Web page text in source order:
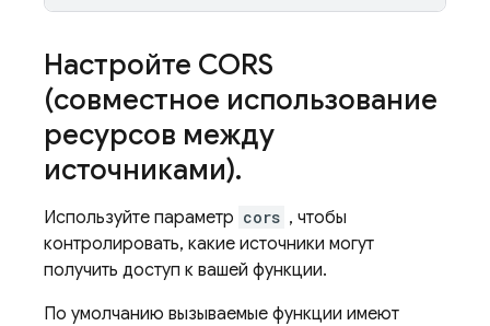
Настройте CORS
(совместное использование
ресурсов между
источниками).
Используйте параметр cors , чтобы
контролировать, какие источники могут
получить доступ к вашей функции.
По умолчанию вызываемые функции имеют